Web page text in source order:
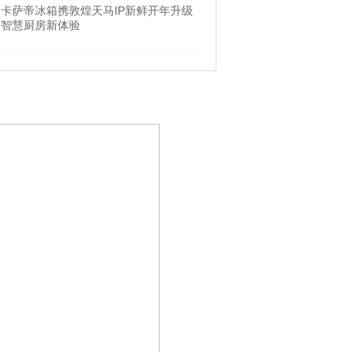
卡萨帝冰箱携敦煌天马IP新鲜开年升级
智慧厨房新体验